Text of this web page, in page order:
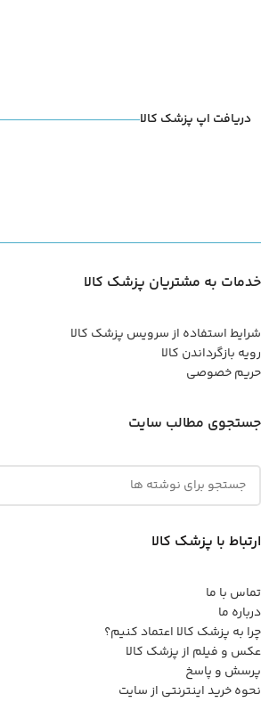
دریافت اپ پزشک کالا
خدمات به مشتریان پزشک کالا
شرایط استفاده از سرویس پزشک کالا
رویه بازگرداندن کالا
حریم خصوصی
جستجوی مطالب سایت
ارتباط با پزشک کالا
تماس با ما
درباره ما
چرا به پزشک کالا اعتماد کنیم؟
عکس و فیلم از پزشک کالا
پرسش و پاسخ
نحوه خرید اینترنتی از سایت